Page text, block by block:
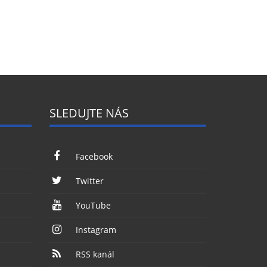
SLEDUJTE NÁS
Facebook
Twitter
YouTube
Instagram
RSS kanál